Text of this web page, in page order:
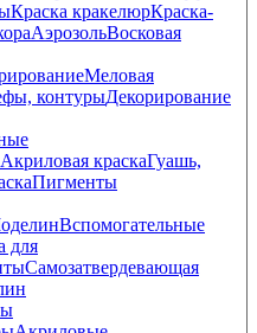
Краска кракелюрКраска-
АэрозольВосковая
Меловая
контурыДекорирование
Акриловая краскаГуашь,
Пигменты
Вспомогательные
для
Самозатвердевающая